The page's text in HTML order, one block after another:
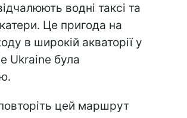
водні таксі та
Це пригода на
в широкій акваторії у
Ukraine була
цей маршрут